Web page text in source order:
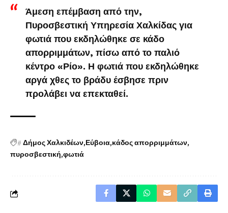
Άμεση επέμβαση από την,
Πυροσβεστική Υπηρεσία Χαλκίδας για
φωτιά που εκδηλώθηκε σε κάδο
απορριμμάτων, πίσω από το παλιό
κέντρο «Ρίο». Η φωτιά που εκδηλώθηκε
αργά χθες το βράδυ έσβησε πριν
προλάβει να επεκταθεί.
#Δήμος Χαλκιδέων Εύβοια κάδος απορριμμάτων
πυροσβεστική φωτιά